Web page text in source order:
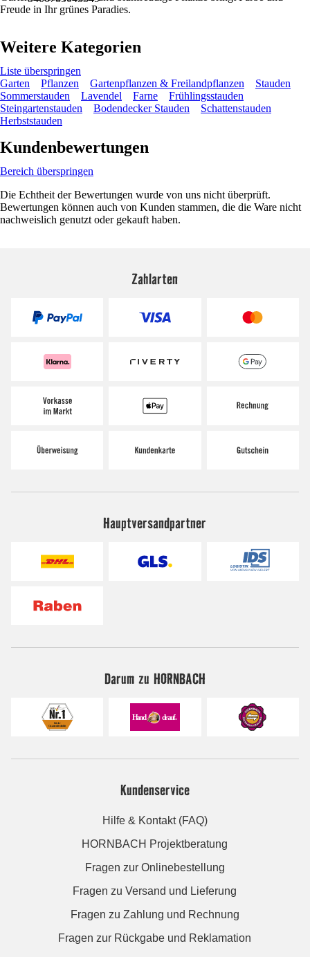
Freude in Ihr grünes Paradies.
Weitere Kategorien
Liste überspringen
Garten
Pflanzen Gartenpflanzen & Freilandpflanzen
Stauden
Sommerstauden
Lavendel Farne
Frühlingsstauden
Steingartenstauden
Bodendecker Stauden
Schattenstauden
Herbststauden
Kundenbewertungen
Bereich überspringen
Die Echtheit der Bewertungen wurde von uns nicht überprüft.
Bewertungen können auch von Kunden stammen, die die Ware nicht
nachweislich genutzt oder gekauft haben.
Zahlarten
Hauptversandpartner
Darum zu HORNBACH
Kundenservice
Hilfe & Kontakt (FAQ)
HORNBACH Projektberatung
Fragen zur Onlinebestellung
Fragen zu Versand und Lieferung
Fragen zu Zahlung und Rechnung
Fragen zur Rückgabe und Reklamation